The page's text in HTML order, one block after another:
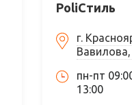
PoliСтиль
г.
Вавилова,
пн-пт
13:00